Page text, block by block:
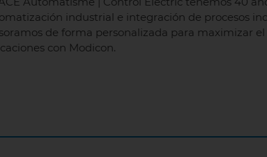
industrial e integración de procesos
de forma personalizada para maximizar
con Modicon.